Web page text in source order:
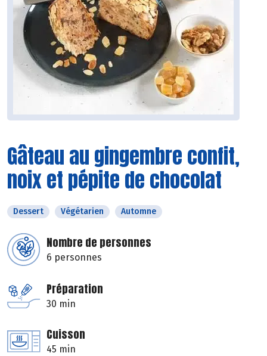
Gâteau au gingembre confit,
noix et pépite de chocolat
Dessert Végétarien Automne
Nombre de personnes
6 personnes
Préparation
30 min
Cuisson
45 min